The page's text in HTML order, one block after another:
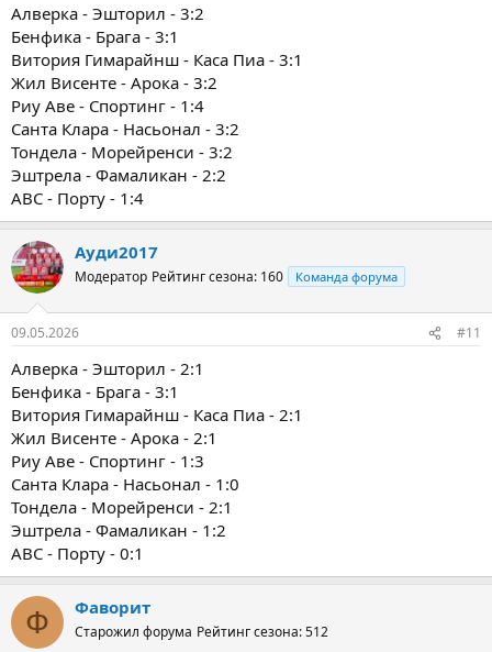
Алверка - Эшторил - 3:2
Бенфика - Брага - 3:1
Витория Гимарайнш - Каса Пиа - 3:1
Жил Висенте - Арока - 3:2
Риу Аве - Спортинг - 1:4
Санта Клара - Насьонал - 3:2
Тондела - Морейренси - 3:2
Эштрела - Фамаликан - 2:2
ABC - Порту - 1:4
Ауди2017
Модератор Рейтинг сезона: 160 Команда форума
09.05.2026 #11
Алверка - Эшторил - 2:1
Бенфика - Брага - 3:1
Витория Гимарайнш - Каса Пиа - 2:1
Жил Висенте - Арока - 2:1
Риу Аве - Спортинг - 1:3
Санта Клара - Насьонал - 1:0
Тондела - Морейренси - 2:1
Эштрела - Фамаликан - 1:2
ABC - Порту - 0:1
Ф Фаворит
Старожил форума Рейтинг сезона: 512